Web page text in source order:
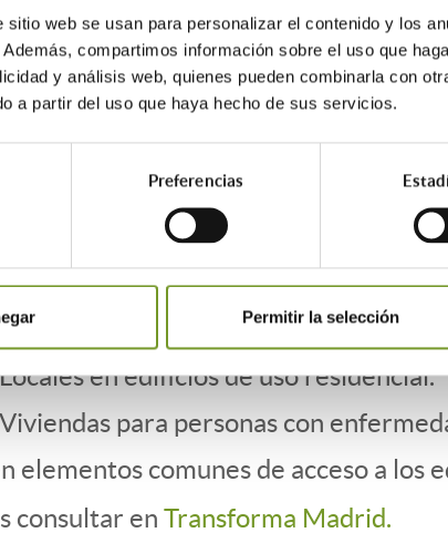
sitio web se usan para personalizar el contenido y los
compartimos información sobre el uso que
y análisis web, quienes pueden combinarla con
a partir del uso que haya hecho de sus servicios.
Preferencias
Permitir la selección
es desde el 8 de
como novedades las obras de
y adaptación de los
la accesibilidad de viviendas,
para personas con
en edificios de uso residencial.
para personas con
elementos comunes de acceso a los
consultar en Transforma Madrid.